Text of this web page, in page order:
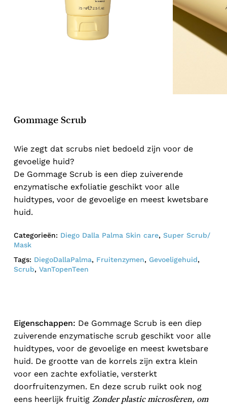
Gommage Scrub
Wie zegt dat scrubs niet bedoeld zijn voor de
gevoelige huid?
De Gommage Scrub is een diep zuiverende
enzymatische exfoliatie geschikt voor alle
huidtypes, voor de gevoelige en meest kwetsbare
huid.
Categorieën: Diego Dalla Palma Skin care, Super Scrub/
Mask
Tags: DiegoDallaPalma, Fruitenzymen, Gevoeligehuid,
Scrub, VanTopenTeen
Eigenschappen: De Gommage Scrub is een diep
zuiverende enzymatische scrub geschikt voor alle
huidtypes, voor de gevoelige en meest kwetsbare
huid. De grootte van de korrels zijn extra klein
voor een zachte exfoliatie, versterkt
doorfruitenzymen. En deze scrub ruikt ook nog
eens heerlijk fruitig Zonder plastic microsferen, om